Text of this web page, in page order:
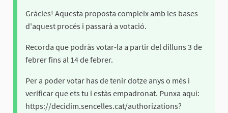
Gràcies! Aquesta proposta compleix amb les bases
d'aquest procés i passarà a votació.
Recorda que podràs votar-la a partir del dilluns 3 de
febrer fins al 14 de febrer.
Per a poder votar has de tenir dotze anys o més i
verificar que ets tu i estàs empadronat. Punxa aquí:
https://decidim.sencelles.cat/authorizations?